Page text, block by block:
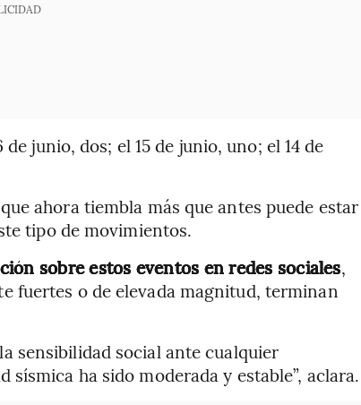
junio, dos; el 15 de junio, uno; el 14 de
ahora tiembla más que antes puede estar
tipo de movimientos.
sobre estos eventos en redes sociales,
fuertes o de elevada magnitud, terminan
sensibilidad social ante cualquier
ha sido moderada y estable”, aclara.